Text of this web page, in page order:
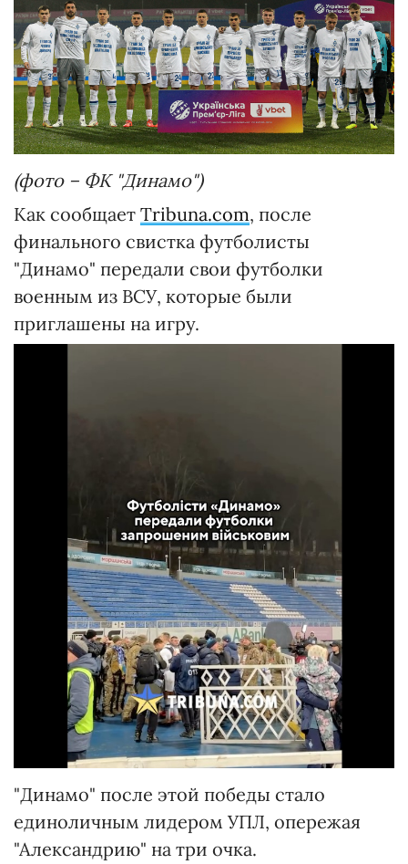
(фото – ФК "Динамо")
Как сообщает Tribuna.com, после
финального свистка футболисты
"Динамо" передали свои футболки
военным из ВСУ, которые были
приглашены на игру.
"Динамо" после этой победы стало
единоличным лидером УПЛ, опережая
"Александрию" на три очка.